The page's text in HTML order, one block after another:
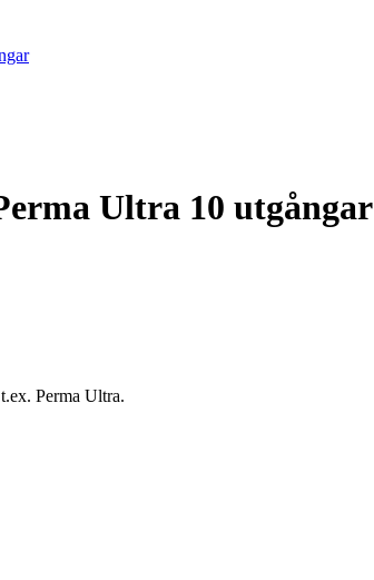
Ultra 10 utgångar
Perma Ultra.